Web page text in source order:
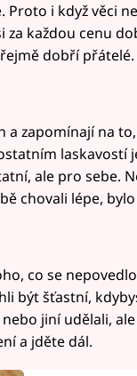
i když věci
za každou cenu
dobří přátelé.
a zapomínají na
laskavostí
ale pro sebe.
chovali lépe,
co se
být šťastní,
jiní udělali,
a jděte dál.